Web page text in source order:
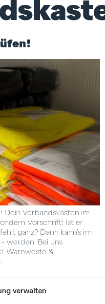
verwalten
Dein Verbandskasten im
Vorschrift! Ist er
ganz? Dann kann’s im
werden. Bei uns
Warnweste &